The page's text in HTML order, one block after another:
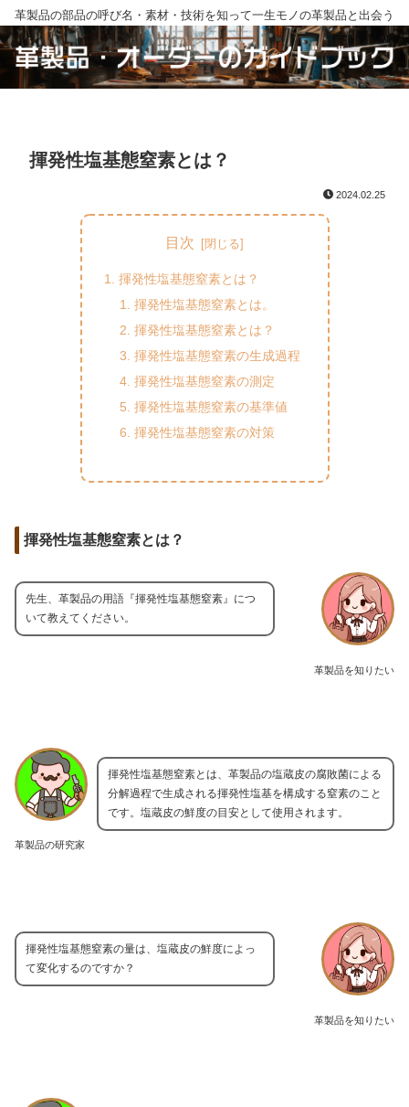
革製品の部品の呼び名・素材・技術を知って一生モノの革製品と出会う
揮発性塩基態窒素とは？
2024.02.25
目次
揮発性塩基態窒素とは？
揮発性塩基態窒素とは。
揮発性塩基態窒素とは？
揮発性塩基態窒素の生成過程
揮発性塩基態窒素の測定
揮発性塩基態窒素の基準値
揮発性塩基態窒素の対策
揮発性塩基態窒素とは？
革製品を知りたい
先生、革製品の用語『揮発性塩基態窒素』につ
いて教えてください。
革製品の研究家
揮発性塩基態窒素とは、革製品の塩蔵皮の腐敗菌による
分解過程で生成される揮発性塩基を構成する窒素のこと
です。塩蔵皮の鮮度の目安として使用されます。
革製品を知りたい
揮発性塩基態窒素の量は、塩蔵皮の鮮度によっ
て変化するのですか？